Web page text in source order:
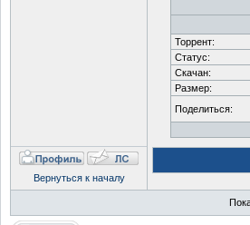
Торрент:
Статус:
Скачан:
Размер:
Поделиться:
Вернуться к началу